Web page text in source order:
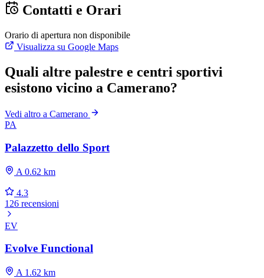
Contatti e Orari
Orario di apertura non disponibile
Visualizza su Google Maps
Quali altre palestre e centri sportivi
esistono vicino a Camerano?
Vedi altro a Camerano
PA
Palazzetto dello Sport
A 0.62 km
4.3
126 recensioni
EV
Evolve Functional
A 1.62 km